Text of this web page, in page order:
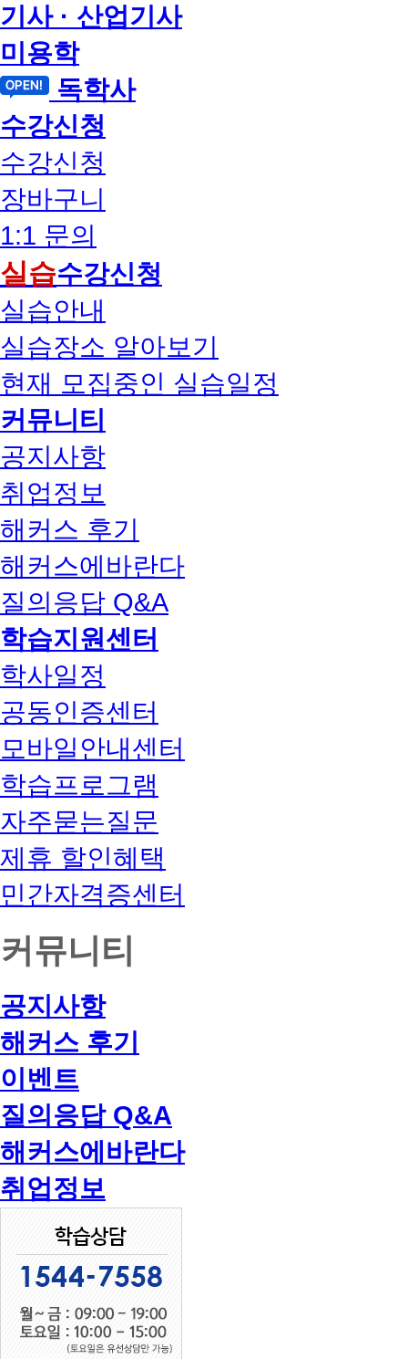
기사 · 산업기사
미용학
독학사
수강신청
수강신청
장바구니
1:1 문의
실습수강신청
실습안내
실습장소 알아보기
현재 모집중인 실습일정
커뮤니티
공지사항
취업정보
해커스 후기
해커스에바란다
질의응답 Q&A
학습지원센터
학사일정
공동인증센터
모바일안내센터
학습프로그램
자주묻는질문
제휴 할인혜택
민간자격증센터
커뮤니티
공지사항
해커스 후기
이벤트
질의응답 Q&A
해커스에바란다
취업정보